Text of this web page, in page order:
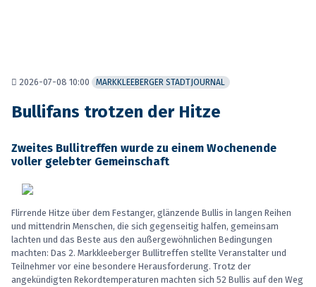
2026-07-08 10:00 MARKKLEEBERGER STADTJOURNAL
Bullifans trotzen der Hitze
Zweites Bullitreffen wurde zu einem Wochenende
voller gelebter Gemeinschaft
Flirrende Hitze über dem Festanger, glänzende Bullis in langen Reihen
und mittendrin Menschen, die sich gegenseitig halfen, gemeinsam
lachten und das Beste aus den außergewöhnlichen Bedingungen
machten: Das 2. Markkleeberger Bullitreffen stellte Veranstalter und
Teilnehmer vor eine besondere Herausforderung. Trotz der
angekündigten Rekordtemperaturen machten sich 52 Bullis auf den Weg